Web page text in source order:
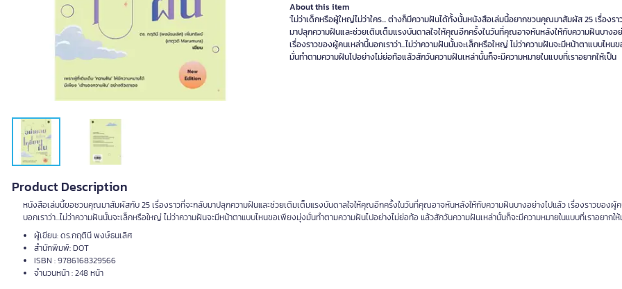
About this item
'ไม่ว่าเด็กหรือผู้ใหญ่ไม่ว่าใคร... ต่างก็มีความฝันได้ทั้งนั้นหนังสือเล่มนี้อยากชวนคุณมาสัมผัส 25 เรื่องรา
มาปลุกความฝันและช่วยเติมเต็มแรงบันดาลใจให้คุณอีกครั้งในวันที่คุณอาจหันหลังให้กับความฝันบางอ
เรื่องราวของผู้คนเหล่านี้บอกเราว่า...ไม่ว่าความฝันนั้นจะเล็กหรือใหญ่ ไม่ว่าความฝันจะมีหน้าตาแบบไหน
มั่นทำตามความฝันไปอย่างไม่ย่อท้อแล้วสักวันความฝันเหล่านั้นก็จะมีความหมายในแบบที่เราอยากให้เป็น
Product Description
หนังสือเล่มนี้ขอชวนคุณมาสัมผัสกับ 25 เรื่องราวที่จะกลับมาปลุกความฝันและช่วยเติมเต็มแรงบันดาลใจให้คุณอีกครั้งในวันที่คุณอาจหันหลังให้กับความฝันบางอย่างไปแล้ว เรื่องราวของผู้
บอกเราว่า...ไม่ว่าความฝันนั้นจะเล็กหรือใหญ่ ไม่ว่าความฝันจะมีหน้าตาแบบไหนขอเพียงมุ่งมั่นทำตามความฝันไปอย่างไม่ย่อท้อ แล้วสักวันความฝันเหล่านั้นก็จะมีความหมายในแบบที่เราอยากให้
ผู้เขียน: ดร.กฤตินี พงษ์ธนเลิศ
สำนักพิมพ์: DOT
ISBN : 9786168329566
จำนวนหน้า : 248 หน้า